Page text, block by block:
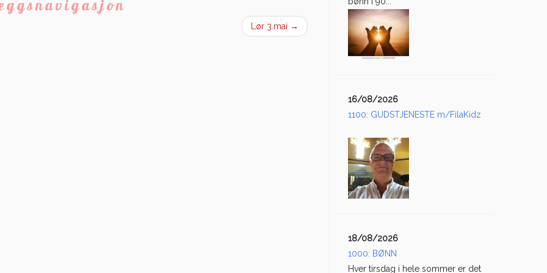
Lør 3.mai →
16/08/2026
1100: GUDSTJENESTE m/FilaKidz
18/08/2026
1000: BØNN
Hver tirsdag i hele sommer er det